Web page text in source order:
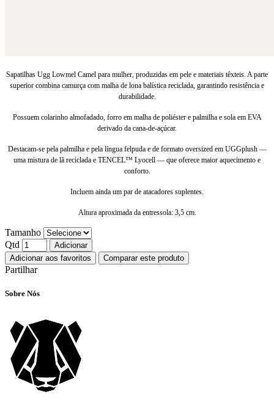
Sapatilhas Ugg Lowmel Camel para mulher, produzidas em pele e materiais têxteis. A parte
superior combina camurça com malha de lona balística reciclada, garantindo resistência e
durabilidade.
Possuem colarinho almofadado, forro em malha de poliéster e palmilha e sola em EVA
derivado da cana-de-açúcar.
Destacam-se pela palmilha e pela língua felpuda e de formato oversized em UGGplush —
uma mistura de lã reciclada e TENCEL™ Lyocell — que oferece maior aquecimento e
conforto.
Incluem ainda um par de atacadores suplentes.
Altura aproximada da entressola: 3,5 cm.
Tamanho
Qtd
Adicionar
Adicionar aos favoritos
Comparar este produto
Partilhar
Sobre Nós